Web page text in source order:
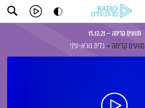
מנועים קדימה – 15.12.21
מנועים קדימה גלית גורא-עיני